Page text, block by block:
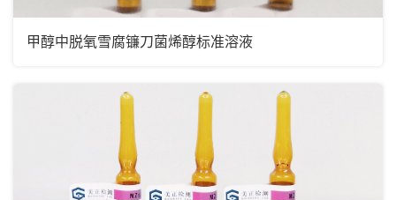
甲醇中脱氧雪腐镰刀菌烯醇标准溶液